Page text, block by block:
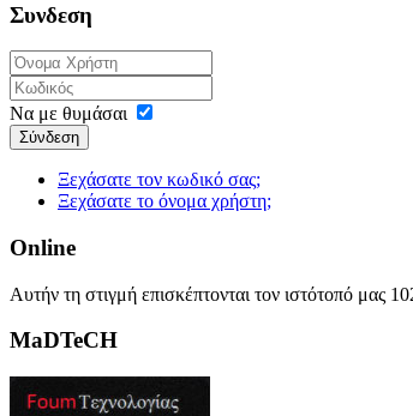
Συνδεση
Να με θυμάσαι
Σύνδεση
Ξεχάσατε τον κωδικό σας;
Ξεχάσατε το όνομα χρήστη;
Online
Αυτήν τη στιγμή επισκέπτονται τον ιστότοπό μας
MaDTeCH